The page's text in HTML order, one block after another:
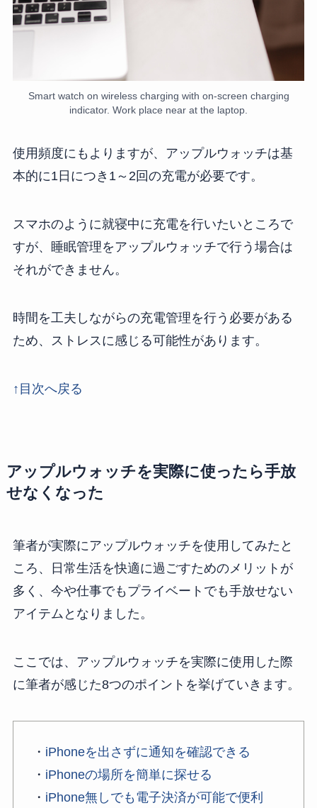
Smart watch on wireless charging with on-screen charging
indicator. Work place near at the laptop.
使用頻度にもよりますが、アップルウォッチは基
本的に1日につき1～2回の充電が必要です。
スマホのように就寝中に充電を行いたいところで
すが、睡眠管理をアップルウォッチで行う場合は
それができません。
時間を工夫しながらの充電管理を行う必要がある
ため、ストレスに感じる可能性があります。
↑目次へ戻る
アップルウォッチを実際に使ったら手放
せなくなった
筆者が実際にアップルウォッチを使用してみたと
ころ、日常生活を快適に過ごすためのメリットが
多く、今や仕事でもプライベートでも手放せない
アイテムとなりました。
ここでは、アップルウォッチを実際に使用した際
に筆者が感じた8つのポイントを挙げていきます。
・ iPhoneを出さずに通知を確認できる
・ iPhoneの場所を簡単に探せる
・ iPhone無しでも電子決済が可能で便利